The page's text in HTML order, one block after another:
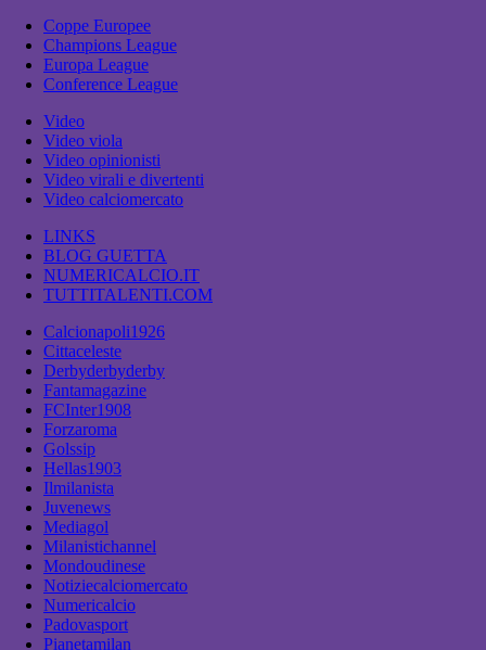
Coppe Europee
Champions League
Europa League
Conference League
Video
Video viola
Video opinionisti
Video virali e divertenti
Video calciomercato
LINKS
BLOG GUETTA
NUMERICALCIO.IT
TUTTITALENTI.COM
Calcionapoli1926
Cittaceleste
Derbyderbyderby
Fantamagazine
FCInter1908
Forzaroma
Golssip
Hellas1903
Ilmilanista
Juvenews
Mediagol
Milanistichannel
Mondoudinese
Notiziecalciomercato
Numericalcio
Padovasport
Pianetamilan